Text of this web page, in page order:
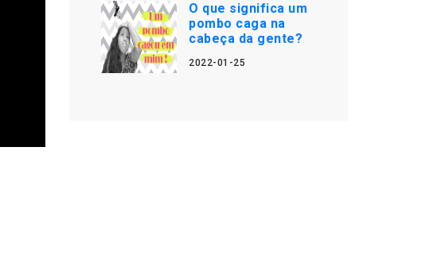
O que significa um
pombo caga na
cabeça da gente?
2022-01-25